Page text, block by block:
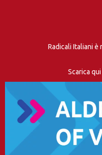
Radicali Italiani è
Scarica